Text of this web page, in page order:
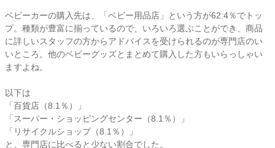
ベビーカーの購入先は、「ベビー用品店」という方が62.4％でトッ
プ。種類が豊富に揃っているので、いろいろ選ぶことができ、商品
に詳しいスタッフの方からアドバイスを受けられるのが専門店のい
いところ。他のベビーグッズとまとめて購入した方もいらっしゃい
ますよね。
以下は
「百貨店（8.1％）」
「スーパー・ショッピングセンター（8.1％）」
「リサイクルショップ（8.1％）」
と、専門店に比べると少ない割合でした。